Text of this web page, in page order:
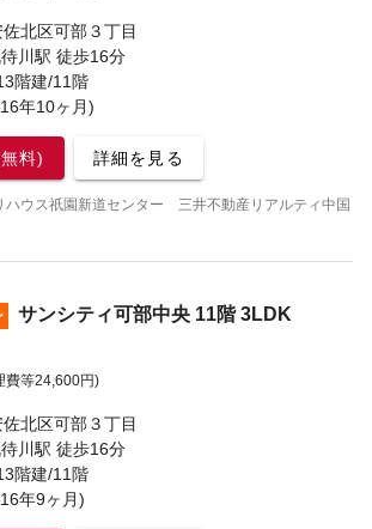
北区可部３丁目
川駅 徒歩16分
階建/11階
年10ヶ月)
料) 詳細を見る
ハウス祇園新道センター 三井不動産リアルティ中国
サンシティ可部中央 11階 3LDK
費等24,600円)
北区可部３丁目
川駅 徒歩16分
階建/11階
年9ヶ月)